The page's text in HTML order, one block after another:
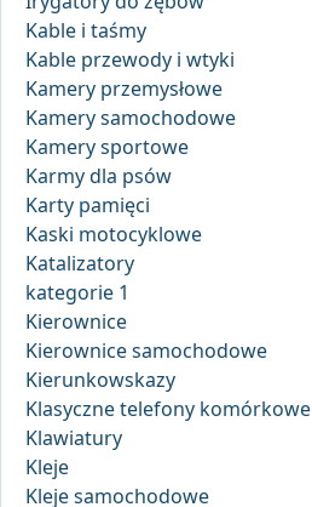
Kable i taśmy
Kable przewody i wtyki
Kamery przemysłowe
Kamery samochodowe
Kamery sportowe
Karmy dla psów
Karty pamięci
Kaski motocyklowe
Katalizatory
kategorie 1
Kierownice
Kierownice samochodowe
Kierunkowskazy
Klasyczne telefony komórkowe
Klawiatury
Kleje
Kleje samochodowe